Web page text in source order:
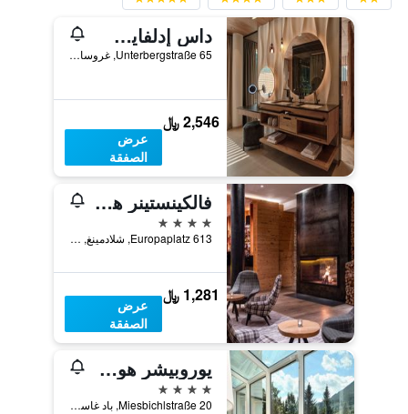
داس إدلفايس - سالتسبورج ماونتن ريزورت
Unterbergstraße 65, غروسارل, ولاية سالزبورغ, النمسا
2,546 ﷼
عرض
الصفقة
فالكينستينر هوتل شلادمينج ال 4 ستار سوبيريور
4 نجوم
Europaplatz 613, شلادمينغ, ستيريا, النمسا
1,281 ﷼
عرض
الصفقة
يوروبيشر هوف باد جاستين
4 نجوم
Miesbichlstraße 20, باد غاستيين, ولاية سالزبورغ, النمسا